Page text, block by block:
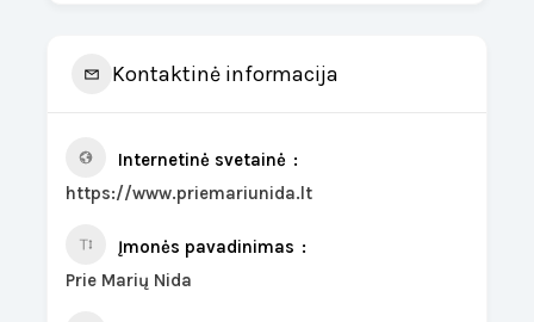
Kontaktinė informacija
Internetinė svetainė
https://www.priemariunida.lt
Įmonės pavadinimas
Prie Marių Nida